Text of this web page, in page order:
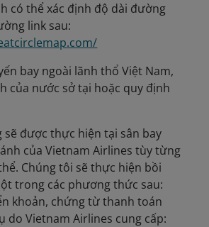
có thể xác định độ dài đường
link sau:
bay ngoài lãnh thổ Việt Nam,
của nước sở tại hoặc quy định
sẽ được thực hiện tại sân bay
của Vietnam Airlines tùy từng
Chúng tôi sẽ thực hiện bồi
trong các phương thức sau:
khoản, chứng từ thanh toán
do Vietnam Airlines cung cấp: